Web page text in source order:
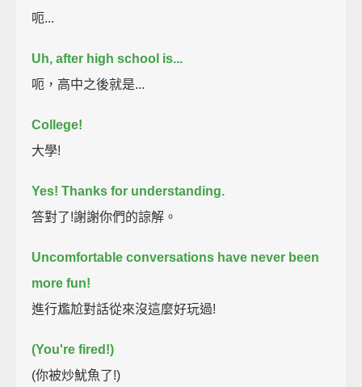
呃...
Uh, after high school is...
呃，高中之後就是...
College!
大學!
Yes! Thanks for understanding.
答對了!謝謝你們的諒解。
Uncomfortable conversations have never been
more fun!
進行尷尬對話從來沒這麼好玩過!
(You're fired!)
(你被炒魷魚了!)